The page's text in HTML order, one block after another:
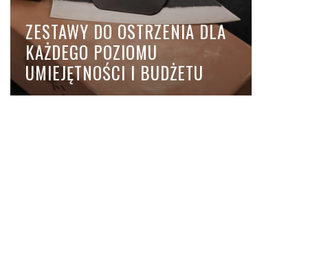
ZESTAWY DO OSTRZENIA DLA
KAŻDEGO POZIOMU
UMIEJĘTNOŚCI I BUDŻETU